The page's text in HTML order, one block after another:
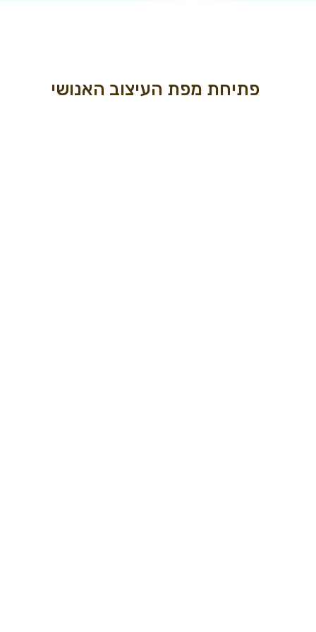
פתיחת מפת העיצוב האנושי